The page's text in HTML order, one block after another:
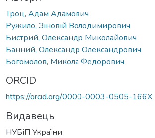
Троц, Адам Адамович
Ружило, Зіновій Володимирович
Бистрий, Олександр Миколайович
Банний, Олександр Олександрович
Богомолов, Микола Федорович
ORCID
https://orcid.org/0000-0003-0505-166X
Видавець
НУБіП України